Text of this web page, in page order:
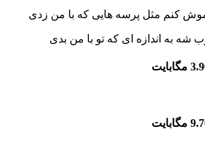
کنم مثل پرسه هایی که با من زدی
به اندازه ای که تو با من بدی
مگابایت
مگابایت